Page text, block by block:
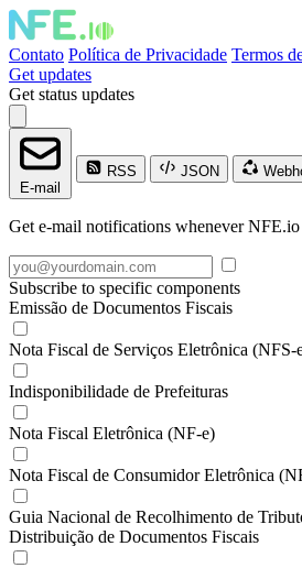
Contato Política de Privacidade Termos
Get updates
Get status updates
E-mail
RSS JSON
Get e-mail notifications whenever NFE.io
Subscribe to specific components
Emissão de Documentos Fiscais
Nota Fiscal de Serviços Eletrônica (NFS-
Indisponibilidade de Prefeituras
Nota Fiscal Eletrônica (NF-e)
Nota Fiscal de Consumidor Eletrônica
Guia Nacional de Recolhimento de
Distribuição de Documentos Fiscais